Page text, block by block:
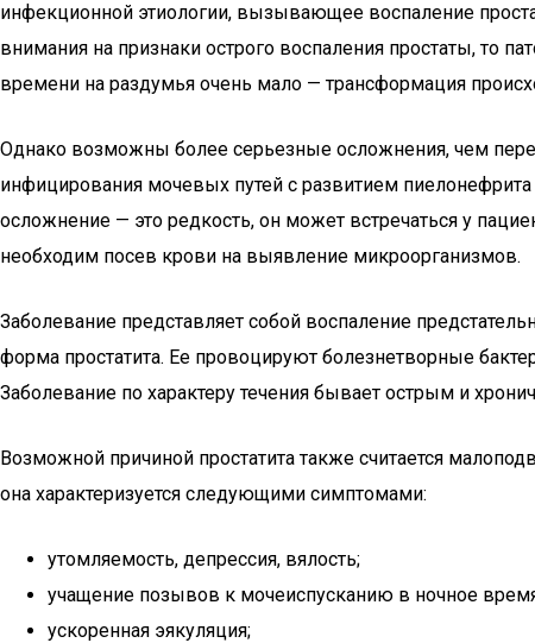
инфекционной этиологии, вызывающее воспаление
внимания на признаки острого воспаления простаты, то
времени на раздумья очень мало — трансформация
Однако возможны более серьезные осложнения, чем
инфицирования мочевых путей с развитием пиелонефрита
осложнение — это редкость, он может встречаться у
необходим посев крови на выявление микроорганизмов.
Заболевание представляет собой воспаление
форма простатита. Ее провоцируют болезнетворные
Заболевание по характеру течения бывает острым и
Возможной причиной простатита также считается
она характеризуется следующими симптомами:
утомляемость, депрессия, вялость;
учащение позывов к мочеиспусканию в ночное
ускоренная эякуляция;